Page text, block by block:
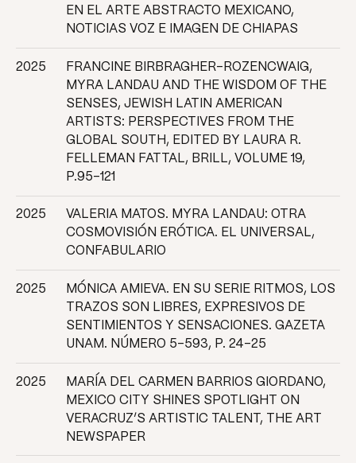
EN EL ARTE ABSTRACTO MEXICANO,
NOTICIAS VOZ E IMAGEN DE CHIAPAS
2025
FRANCINE BIRBRAGHER-ROZENCWAIG,
MYRA LANDAU AND THE WISDOM OF THE
SENSES, JEWISH LATIN AMERICAN
ARTISTS: PERSPECTIVES FROM THE
GLOBAL SOUTH, EDITED BY LAURA R.
FELLEMAN FATTAL, BRILL, VOLUME 19,
P.95–121
2025
VALERIA MATOS. MYRA LANDAU: OTRA
COSMOVISIÓN ERÓTICA. EL UNIVERSAL,
CONFABULARIO
2025
MÓNICA AMIEVA. EN SU SERIE RITMOS, LOS
TRAZOS SON LIBRES, EXPRESIVOS DE
SENTIMIENTOS Y SENSACIONES. GAZETA
UNAM. NÚMERO 5-593, P. 24-25
2025
MARÍA DEL CARMEN BARRIOS GIORDANO,
MEXICO CITY SHINES SPOTLIGHT ON
VERACRUZ’S ARTISTIC TALENT, THE ART
NEWSPAPER